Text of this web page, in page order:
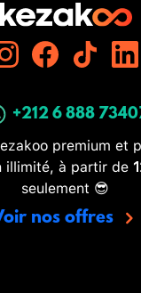
+212 6 888
premium et
illimité, à partir de
seulement 😎
nos offres